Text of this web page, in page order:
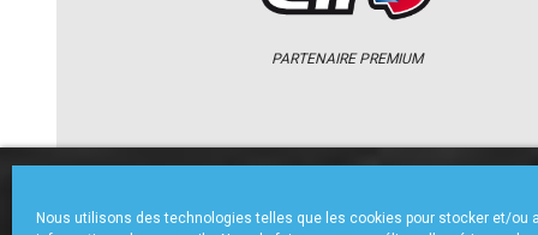
Nous utilisons des technologies telles que les cookies pour stocker et/ou
PARTENAIRE PREMIUM
ACCUEIL CHAMPIONNAT